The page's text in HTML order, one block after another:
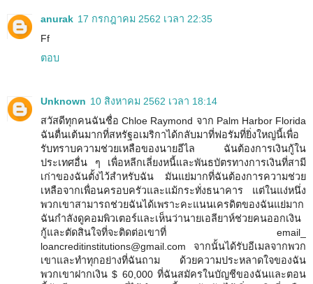
anurak 17 กรกฎาคม 2562 เวลา 22:35
Ff
ตอบ
Unknown 10 สิงหาคม 2562 เวลา 18:14
สวัสดีทุกคนฉันชื่อ Chloe Raymond จาก Palm Harbor Florida
ฉันตื่นเต้นมากที่สหรัฐอเมริกาได้กลับมาที่ฟอรัมที่ยิ่งใหญ่นี้เพื่อ
รับทราบความช่วยเหลือของนายอีไล ฉันต้องการเงินกู้ใน
ประเทศอื่น ๆ เพื่อหลีกเลี่ยงหนี้และพันธบัตรทางการเงินที่สามี
เก่าของฉันตั้งไว้สำหรับฉัน มันแย่มากที่ฉันต้องการความช่วย
เหลือจากเพื่อนครอบครัวและแม้กระทั่งธนาคาร แต่ในแง่หนึ่ง
พวกเขาสามารถช่วยฉันได้เพราะคะแนนเครดิตของฉันแย่มาก
ฉันกำลังดูคอมพิวเตอร์และเห็นว่านายเอลียาห์ช่วยคนออกเงิน
กู้และตัดสินใจที่จะติดต่อเขาที่ email_
loancreditinstitutions@gmail.com จากนั้นได้รับอีเมลจากพวก
เขาและทำทุกอย่างที่ฉันถาม ด้วยความประหลาดใจของฉัน
พวกเขาฝากเงิน $ 60,000 ที่ฉันสมัครในบัญชีของฉันและตอน